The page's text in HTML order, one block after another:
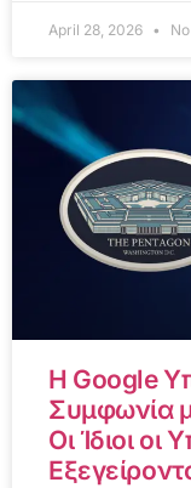
April 28, 2026
Η Google
Συμφωνία
Οι Ίδιοι οι